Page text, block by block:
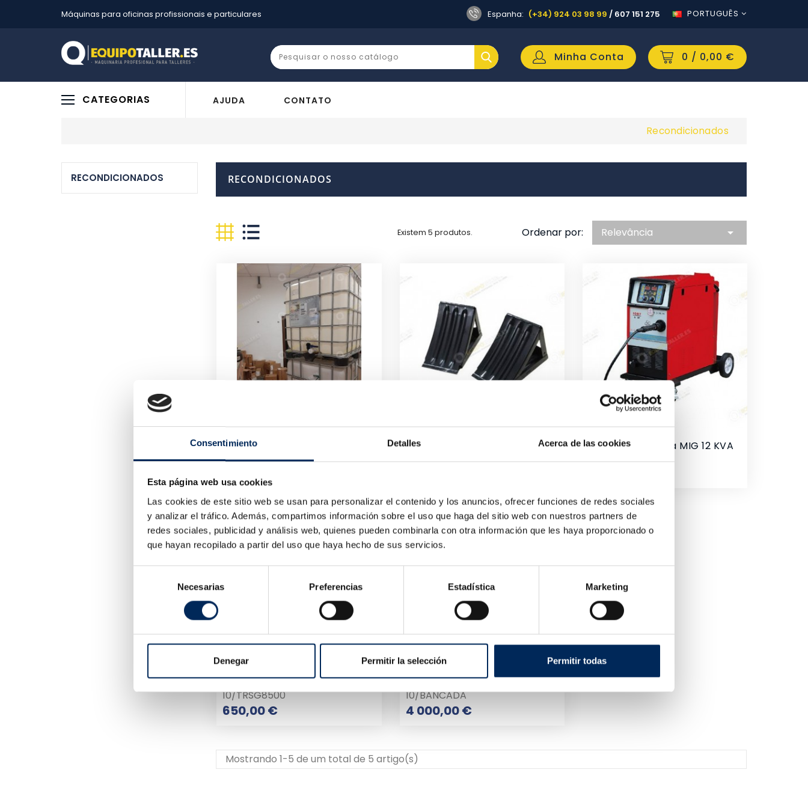
Consentimiento Detalles Acerca de las cookies
Esta página web usa cookies
Las cookies de este sitio web se usan para personalizar el contenido y los anuncios, ofrecer funciones de redes sociales
y analizar el tráfico. Además, compartimos información sobre el uso que haga del sitio web con nuestros partners de
redes sociales, publicidad y análisis web, quienes pueden combinarla con otra información que les haya proporcionado o
que hayan recopilado a partir del uso que haya hecho de sus servicios.
consentimiento
Necesarias Preferencias Estadística Marketing
Denegar Permitir la selección Permitir todas
Máquinas para oficinas profissionais e particulares Espanha: (+34) 924 03 98 99 / 607 151 275 PORTUGUÊS
0 / 0,00 €
Minha Conta
CATEGORIAS AJUDA CONTATO
Recondicionados
RECONDICIONADOS RECONDICIONADOS
Existem 5 produtos. Ordenar por: Relevância 
0/B1000
Roda De Sapatos Ou Taco Caminhões
10/TRN37-2
Máquina De Solda MIG 12 KVA
10/TRBC270A-380
Pontos Welding Machine Digital Spotter 8500 A
10/TRSG8500
650,00 €Preço
Bancada
10/BANCADA
4 000,00 €Preço
Mostrando 1-5 de um total de 5 artigo(s)